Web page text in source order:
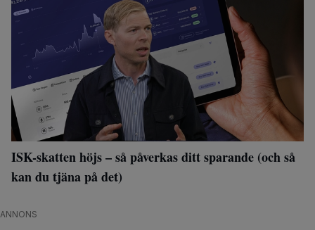
ISK-skatten höjs – så påverkas ditt sparande (och så
kan du tjäna på det)
ANNONS